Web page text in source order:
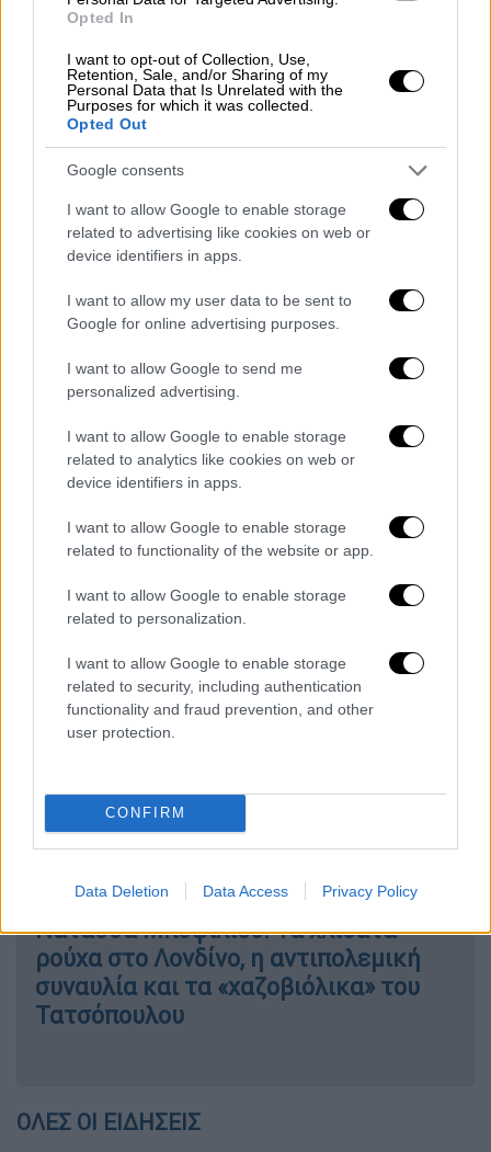
Opted In
I want to opt-out of Collection, Use,
Retention, Sale, and/or Sharing of my
Personal Data that Is Unrelated with the
Purposes for which it was collected.
Opted Out
Google consents
I want to allow Google to enable storage
related to advertising like cookies on web or
device identifiers in apps.
I want to allow my user data to be sent to
Google for online advertising purposes.
I want to allow Google to send me
personalized advertising.
I want to allow Google to enable storage
related to analytics like cookies on web or
device identifiers in apps.
I want to allow Google to enable storage
related to functionality of the website or app.
I want to allow Google to enable storage
related to personalization.
I want to allow Google to enable storage
related to security, including authentication
functionality and fraud prevention, and other
user protection.
CONFIRM
Data Deletion Data Access Privacy Policy
Η πρώτη της ανάρτηση μετά τις
αντιδράσεις - «Νιώθω ευγνωμοσύνη
και τιμή για την υποστήριξή σας»
Με μία ανάρτηση στο προσωπικό της προφίλ
Instagram, ηΝατάσσα Μποφίλιουείχε
απαντήσει τον προηγούμενο μήνα σε
όλο
αυτόν τον χαμό που έχει προκληθεί
στο Λονδίνο. Η τραγουδίστρια πόζαρε με
της βρετανικής πρωτεύουσας.
λόγο, κάθε τοποθέτηση υποστήριξης που
άκουσα και διάβασα αυτές τις μέρες. Ακόμα
και αν το θέμα δεν είναι προσωπικό, ακόμα
έγραψε.
ΔΙΑΒΑΣΤΕ ΕΠΙΣΗΣ
Μουσική |05.12.2022 16:50
Νατάσσα Μποφίλιου: Τα χλιδάτα
ρούχα στο Λονδίνο, η αντιπολεμική
συναυλία και τα «χαζοβιόλικα» του
Τατσόπουλου
ΟΛΕΣ ΟΙ ΕΙΔΗΣΕΙΣ